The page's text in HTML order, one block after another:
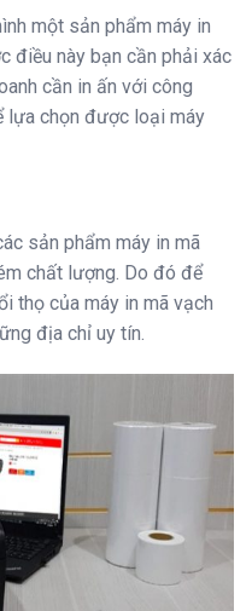
một sản phẩm máy in
điều này bạn cần phải xác
cần in ấn với công
lựa chọn được loại máy
sản phẩm máy in mã
chất lượng. Do đó để
thọ của máy in mã vạch
địa chỉ uy tín.